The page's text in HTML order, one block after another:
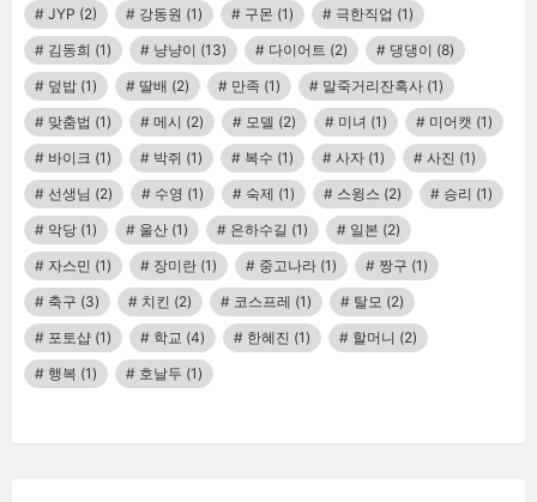
JYP (2) 강동원 (1) 구몬 (1) 극한직업 (1)
김동희 (1) 냥냥이 (13) 다이어트 (2) 댕댕이 (8)
덮밥 (1) 딸배 (2) 만족 (1) 말죽거리잔혹사 (1)
맞춤법 (1) 메시 (2) 모델 (2) 미녀 (1) 미어캣 (1)
바이크 (1) 박쥐 (1) 복수 (1) 사자 (1) 사진 (1)
선생님 (2) 수영 (1) 숙제 (1) 스윙스 (2) 승리 (1)
악당 (1) 울산 (1) 은하수길 (1) 일본 (2)
자스민 (1) 장미란 (1) 중고나라 (1) 짱구 (1)
축구 (3) 치킨 (2) 코스프레 (1) 탈모 (2)
포토샵 (1) 학교 (4) 한혜진 (1) 할머니 (2)
행복 (1) 호날두 (1)